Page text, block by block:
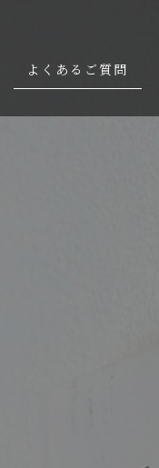
よくあるご質問